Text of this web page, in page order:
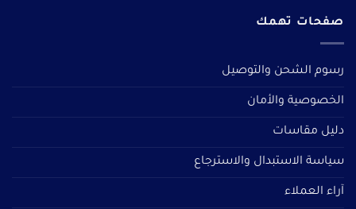
صفحات تهمك
رسوم الشحن والتوصيل
الخصوصية والأمان
دليل مقاسات
سياسة الاستبدال والاسترجاع
آراء العملاء